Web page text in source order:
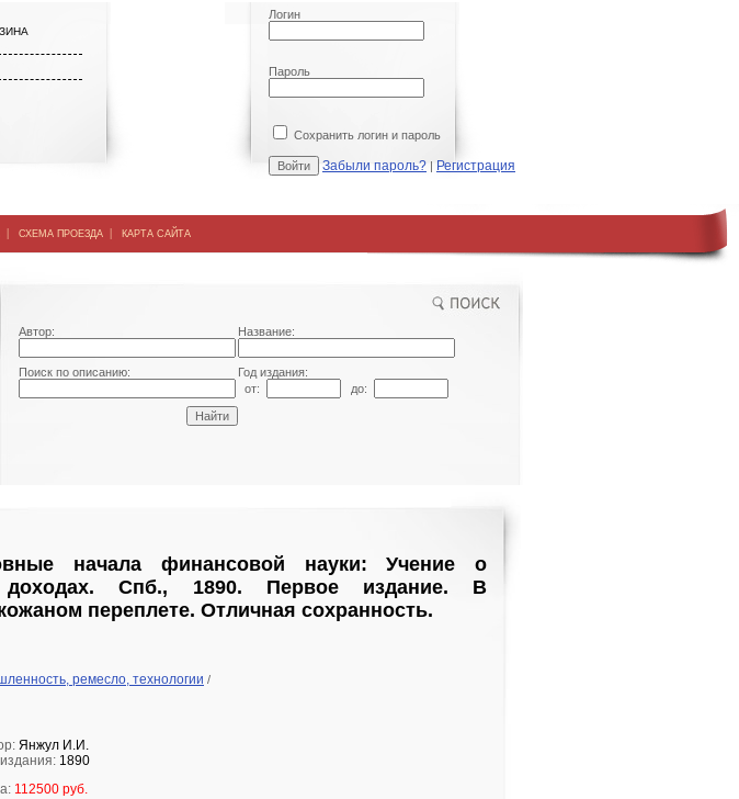
Логин
Пароль
Сохранить логин и пароль
Забыли пароль? | Регистрация
| СХЕМА ПРОЕЗДА | КАРТА САЙТА
Автор: Название:
Поиск по описанию:
Год издания:
от:
до:
начала финансовой науки: Учение о
доходах. Спб., 1890. Первое издание. В
переплете. Отличная сохранность.
ремесло, технологии /
Янжул И.И.
1890
112500 руб.